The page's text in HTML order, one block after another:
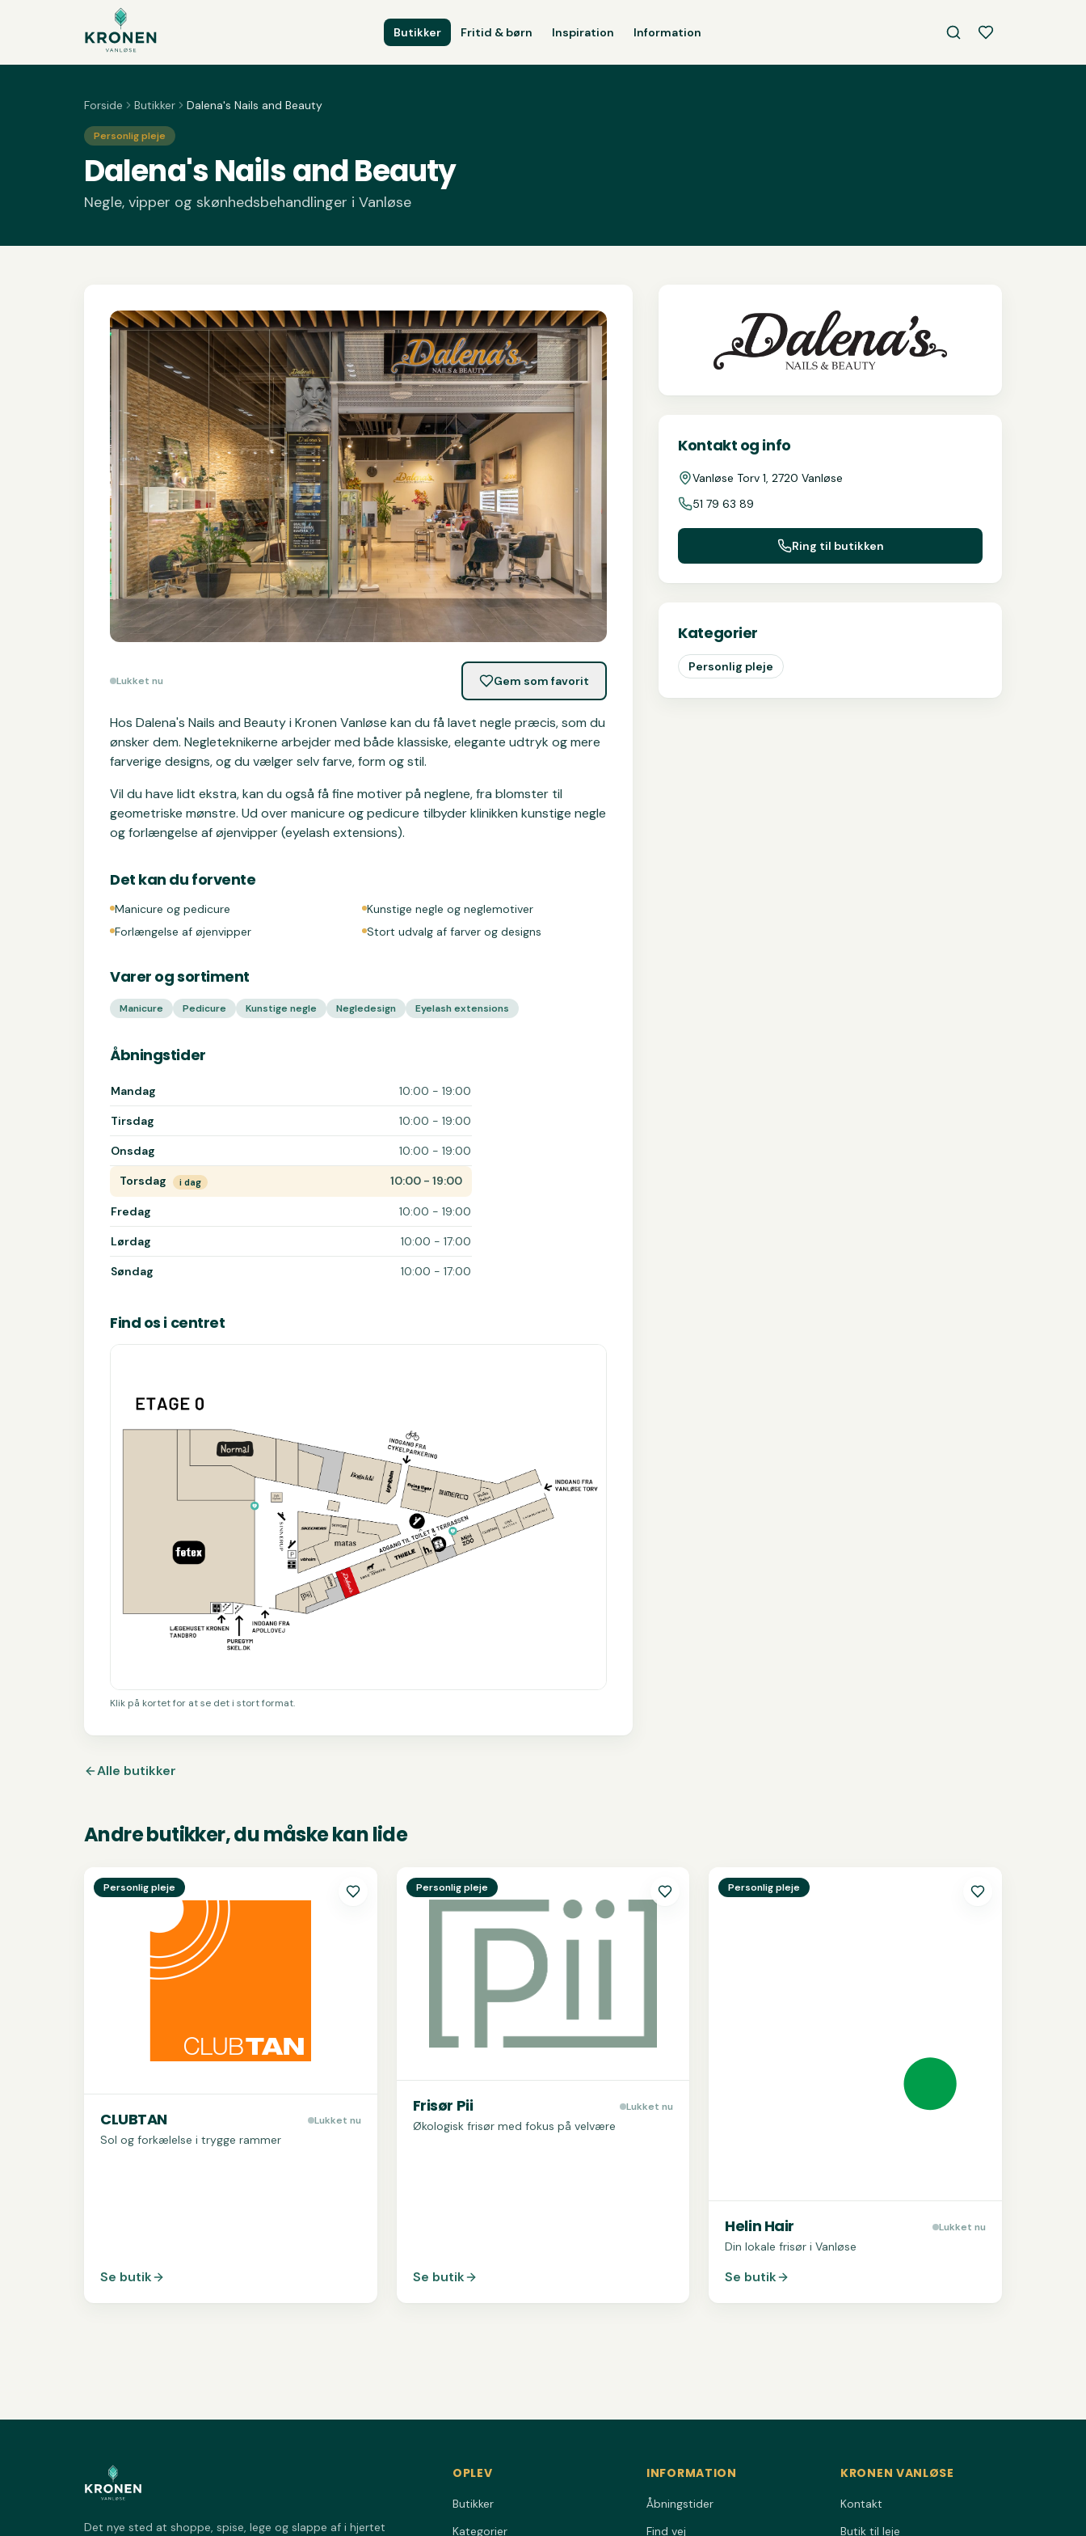
Butikker Fritid & børn Inspiration Information
Forside Butikker Dalena's Nails and Beauty
Personlig pleje
Dalena's Nails and Beauty
Negle, vipper og skønhedsbehandlinger i Vanløse
Lukket nu Gem som favorit
Hos Dalena's Nails and Beauty i Kronen Vanløse kan du få lavet negle præcis, som du
ønsker dem. Negleteknikerne arbejder med både klassiske, elegante udtryk og mere
farverige designs, og du vælger selv farve, form og stil.
Vil du have lidt ekstra, kan du også få fine motiver på neglene, fra blomster til
geometriske mønstre. Ud over manicure og pedicure tilbyder klinikken kunstige negle
og forlængelse af øjenvipper (eyelash extensions).
Det kan du forvente
Manicure og pedicure
Kunstige negle og neglemotiver
Forlængelse af øjenvipper
Stort udvalg af farver og designs
Varer og sortiment
Manicure Pedicure Kunstige negle Negledesign Eyelash extensions
Åbningstider
Åbningstider for Dalena's Nails and Beauty
Mandag 10:00 - 19:00
Tirsdag 10:00 - 19:00
Onsdag 10:00 - 19:00
Torsdag i dag 10:00 - 19:00
Fredag 10:00 - 19:00
Lørdag 10:00 - 17:00
Søndag 10:00 - 17:00
Find os i centret
Klik på kortet for at se det i stort format.
Kontakt og info
Vanløse Torv 1, 2720 Vanløse
51 79 63 89
Ring til butikken
Kategorier
Personlig pleje
Alle butikker
Andre butikker, du måske kan lide
SeCLUBTAN
Personlig pleje
CLUBTAN Lukket nu
Sol og forkælelse i trygge rammer
Se butik
SeFrisør Pii
Personlig pleje
Frisør Pii Lukket nu
Økologisk frisør med fokus på velvære
Se butik
SeHelin Hair
Personlig pleje
Helin Hair Lukket nu
Din lokale frisør i Vanløse
Se butik
Det nye sted at shoppe, spise, lege og slappe af i hjertet
OPLEV
Butikker
Kategorier
INFORMATION
Åbningstider
Find vej
KRONEN VANLØSE
Kontakt
Butik til leje